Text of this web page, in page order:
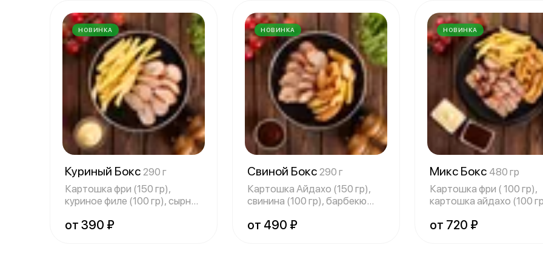
НОВИНКА
Куриный Бокс 290 г
Картошка фри (150 гр),
куриное филе (100 гр), сырный
от 390 ₽
НОВИНКА
Свиной Бокс 290 г
Картошка Айдахо (150 гр),
свинина (100 гр), барбекю
от 490 ₽
НОВИНКА
Микс Бокс 480 гр
Картошка фри ( 100 гр),
картошка айдахо (100
от 720 ₽